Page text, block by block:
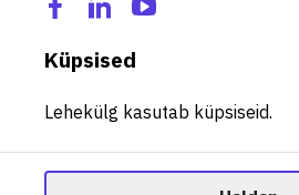
Küpsised
Lehekülg kasutab küpsiseid.